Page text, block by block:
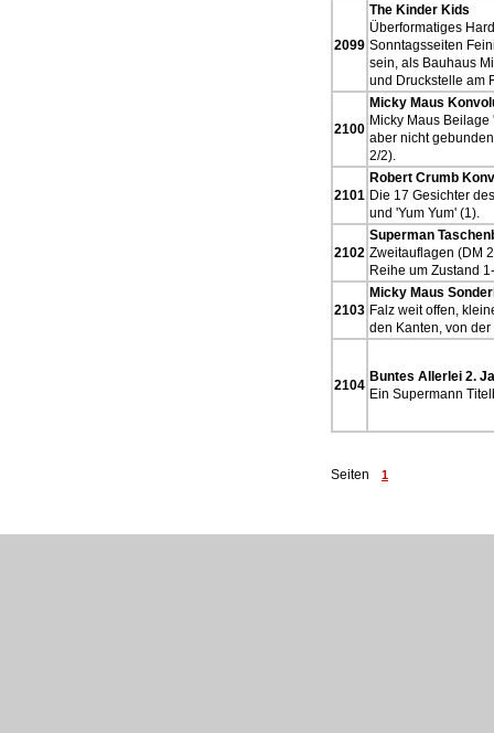
2099
The Kinder Kids
Überformatiges
Sonntagsseiten
sein, als Bauhaus
und Druckstelle am
2100
Micky Maus
Micky Maus
aber nicht
2/2).
2101
Robert Crumb
Die 17 Gesichter
und 'Yum Yum' (1).
2102
Superman
Zweitauflagen (DM
Reihe um Zustand
2103
Micky Maus
Falz weit offen,
den Kanten, von
2104
Buntes Allerlei 2.
Ein Supermann
Seiten 1